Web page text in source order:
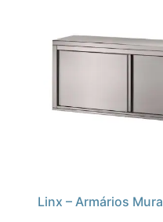
Linx – Armários